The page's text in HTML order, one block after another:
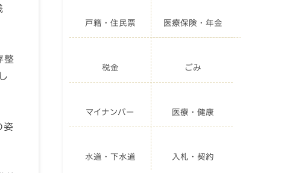
整
姿
戸籍・住民票 医療保険・年金
税金 ごみ
マイナンバー 医療・健康
水道・下水道 入札・契約